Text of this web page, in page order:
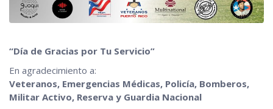
“Día de Gracias por Tu Servicio”
En agradecimiento a:
Veteranos, Emergencias Médicas, Policía, Bomberos,
Militar Activo, Reserva y Guardia Nacional